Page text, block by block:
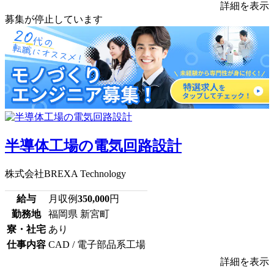
詳細を表示
募集が停止しています
半導体工場の電気回路設計
株式会社BREXA Technology
給与 月収例350,000円
勤務地
福岡県 新宮町
寮・社宅 あり
仕事内容 CAD / 電子部品系工場
詳細を表示